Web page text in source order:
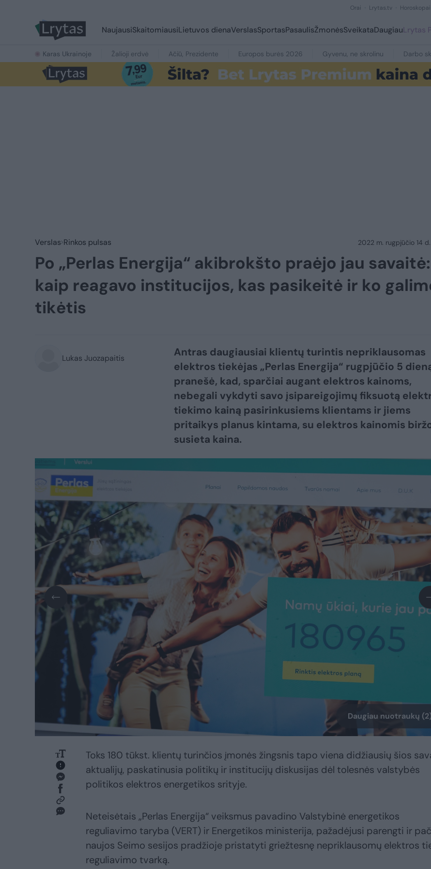
Orai Lrytas.tv Horoskopai
NaujausiSkaitomiausiLietuvos dienaVerslasSportasPasaulisŽmonėsSveikataDaugiauLrytas
Karas Ukrainoje Žalioji erdvė Ačiū, Prezidente Europos burės 2026 Gyvenu, ne skrolinu Darbo
Verslas Rinkos pulsas 2022 m. rugpjūčio 14
Po „Perlas Energija“ akibrokšto praėjo jau savaitė:
kaip reagavo institucijos, kas pasikeitė ir ko
tikėtis
Lukas Juozapaitis
Antras daugiausiai klientų turintis nepriklausomas
elektros tiekėjas „Perlas Energija“ rugpjūčio 5
pranešė, kad, sparčiai augant elektros kainoms,
nebegali vykdyti savo įsipareigojimų fiksuotą
tiekimo kainą pasirinkusiems klientams ir jiems
pritaikys planus kintama, su elektros kainomis
susieta kaina.
Daugiau nuotraukų
Toks 180 tūkst. klientų turinčios įmonės žingsnis tapo viena didžiausių šios
aktualijų, paskatinusia politikų ir institucijų diskusijas dėl tolesnės valstybės
politikos elektros energetikos srityje.
Neteisėtais „Perlas Energija“ veiksmus pavadino Valstybinė energetikos
reguliavimo taryba (VERT) ir Energetikos ministerija, pažadėjusi parengti ir
naujos Seimo sesijos pradžioje pristatyti griežtesnę nepriklausomų elektros
reguliavimo tvarką.